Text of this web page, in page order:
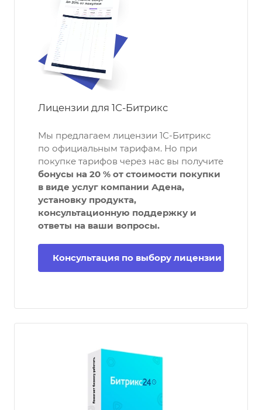
Лицензии для 1С-Битрикс
Мы предлагаем лицензии 1С-Битрикс
по официальным тарифам. Но при
покупке тарифов через нас вы получите
бонусы на 20 % от стоимости покупки
в виде услуг компании Адена,
установку продукта,
консультационную поддержку и
ответы на ваши вопросы.
Консультация по выбору лицензии